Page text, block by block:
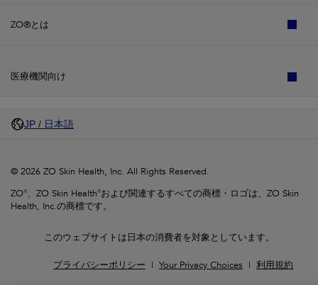
ZO®とは
医療機関向け
JP / 日本語
© 2026 ZO Skin Health, Inc. All Rights Reserved.
ZO®、ZO Skin Health®および関連するすべての商標・ロゴは、ZO Skin
Health, Inc.の商標です。
このウェブサイトは日本の消費者を対象としています。
プライバシーポリシー Your Privacy Choices 利用規約